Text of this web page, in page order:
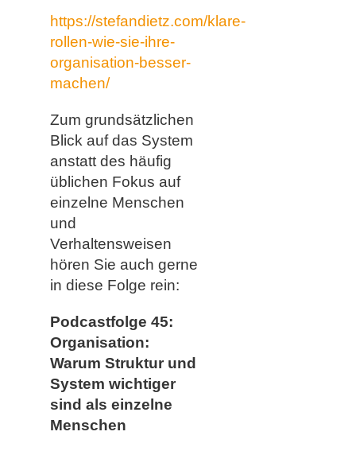
https://stefandietz.com/klare-
rollen-wie-sie-ihre-
organisation-besser-
machen/
Zum grundsätzlichen
Blick auf das System
anstatt des häufig
üblichen Fokus auf
einzelne Menschen
und
Verhaltensweisen
hören Sie auch gerne
in diese Folge rein:
Podcastfolge 45:
Organisation:
Warum Struktur und
System wichtiger
sind als einzelne
Menschen